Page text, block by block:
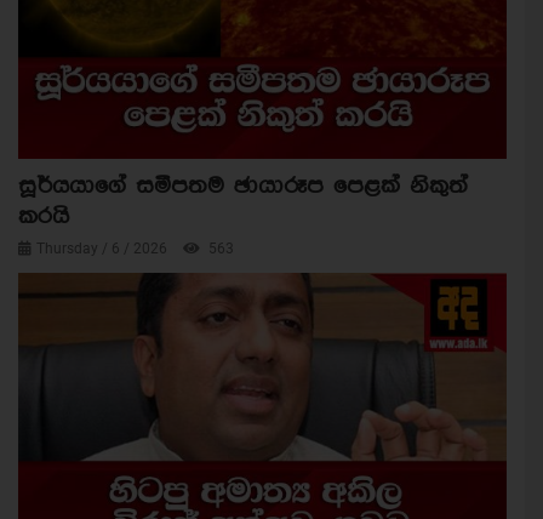
සූර්යයාගේ සමීපතම ඡායාරූප පෙළක් නිකුත්
කරයි
Thursday / 6 / 2026 563